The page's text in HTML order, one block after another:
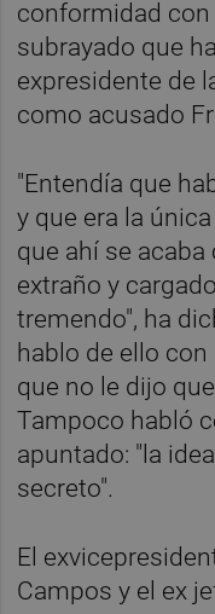
conformidad con
subrayado que
expresidente de
como acusado
"Entendía que
y que era la
que ahí se
extraño y
tremendo", ha
hablo de ello
que no le dijo
Tampoco habló
apuntado: "la
secreto".
El
Campos y el ex